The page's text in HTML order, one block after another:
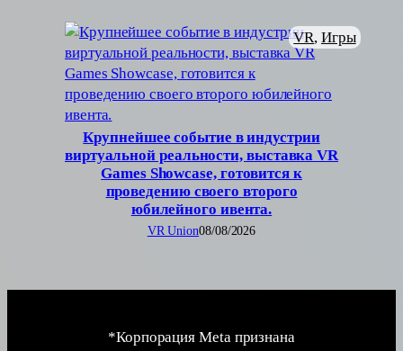
Крупнейшее событие в индустрии
виртуальной реальности, выставка VR
Games Showcase, готовится к
проведению своего второго
юбилейного ивента.
VR, Игры
VR Union08/08/2026
*Корпорация Meta признана